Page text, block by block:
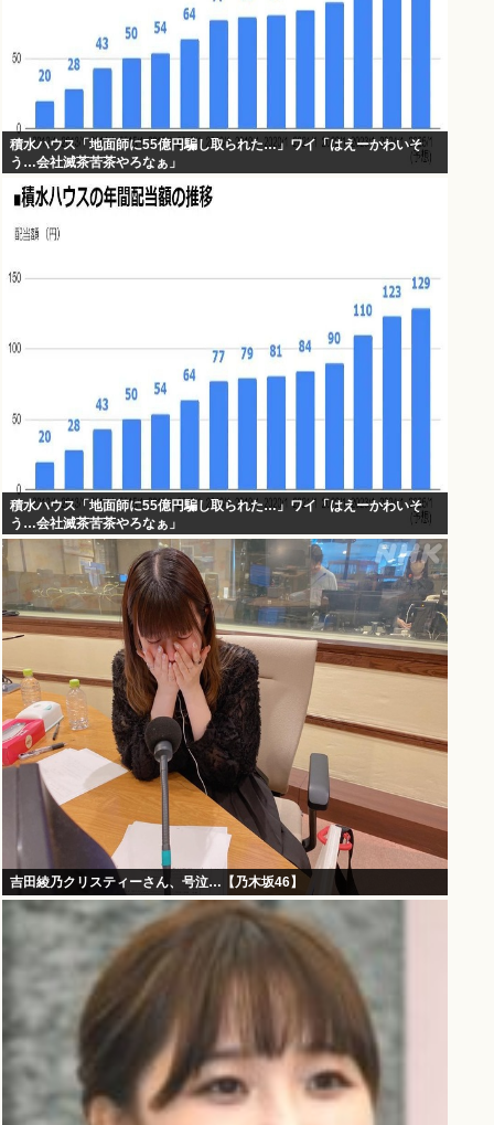
積水ハウス「地面師に55億円騙し取られた…」ワイ「はえーかわいそ
う…会社滅茶苦茶やろなぁ」
積水ハウス「地面師に55億円騙し取られた…」ワイ「はえーかわいそ
う…会社滅茶苦茶やろなぁ」
吉田綾乃クリスティーさん、号泣…【乃木坂46】